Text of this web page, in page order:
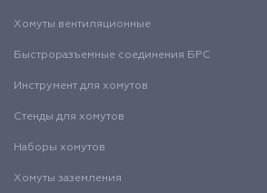
Хомуты вентиляционные
Быстроразъемные соединения БРС
Инструмент для хомутов
Стенды для хомутов
Наборы хомутов
Хомуты заземления